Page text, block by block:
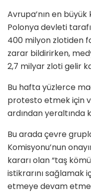
Avrupa’nın en
Polonya devleti
400 milyon zlotiden
zarar bildirirken,
2,7 milyar zloti gelir
Bu hafta yüzlerce
protesto etmek için
ardından yeraltında
Bu arada çevre
Komisyonu’nun
kararı olan “taş
istikrarını sağlamak
etmeye devam etme